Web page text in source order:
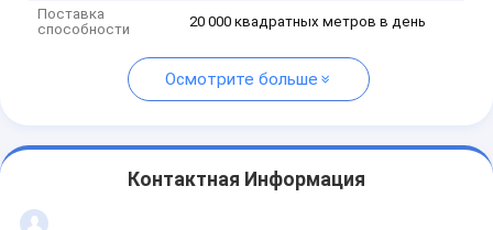
Поставка
способности
20 000 квадратных метров в день
Осмотрите больше
Контактная Информация